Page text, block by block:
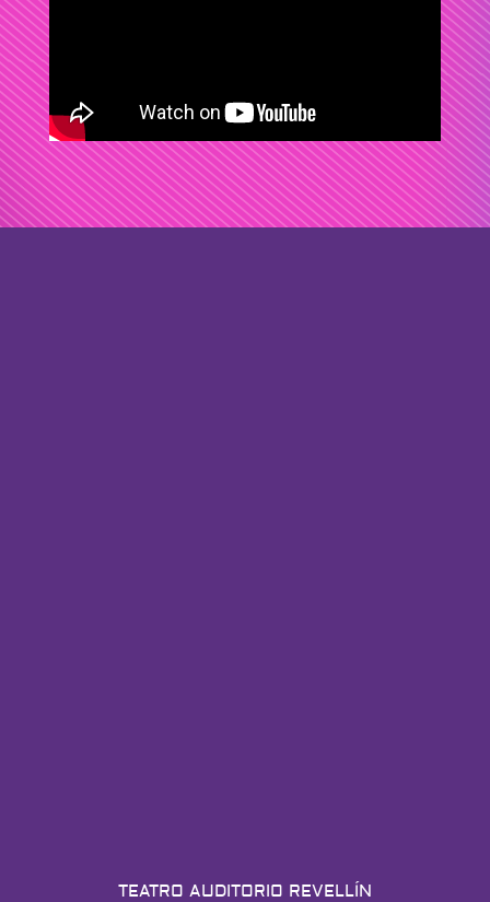
TEATRO AUDITORIO REVELLÍN